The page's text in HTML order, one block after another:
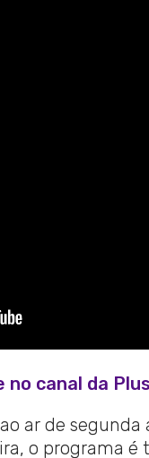
no canal da
ao ar de segunda
o programa